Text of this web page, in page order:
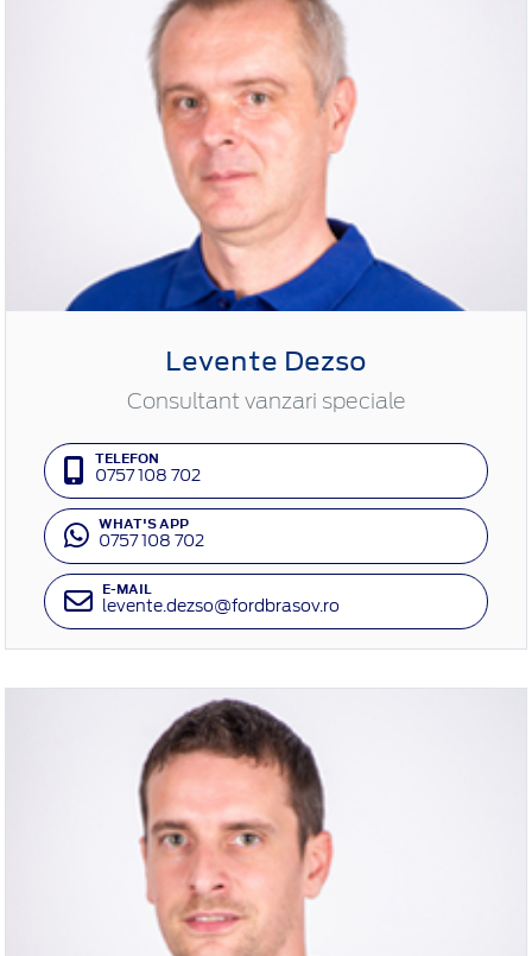
Levente Dezso
Consultant vanzari speciale
TELEFON
0757 108 702
WHAT'S APP
0757 108 702
E-MAIL
levente.dezso@fordbrasov.ro